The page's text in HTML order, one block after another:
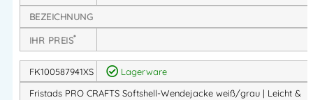
bieten. Dieverlängerte Rückenpartieschützt zuverlässig bei
gebückten Tätigkeiten, und
Komfort bei kühleren Temperaturen.
Produkt-Highlights
BEZEICHNUNG
IHR PREIS*
FK100587941XS
Lagerware
Fristads PRO CRAFTS Softshell-Wendejacke weiß/grau | Leicht &